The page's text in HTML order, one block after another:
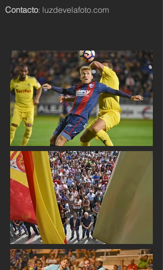
Contacto: luzdevelafoto.com